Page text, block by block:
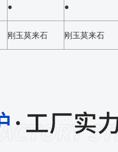
● ●
刚玉莫来石 刚玉莫来石